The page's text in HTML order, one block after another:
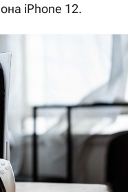
iPhone 12.